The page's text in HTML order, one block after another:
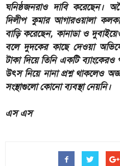
ঘনিষ্ঠজনরাও দাবি করেছেন।
দিলীপ কুমার আগারওয়ালা
বাড়ি করেছেন, কানাডা ও
বলে দুদকের কাছে দেওয়া
টাকা দিয়ে তিনি একটি
উৎস নিয়ে নানা প্রশ্ন থাকলেও
সংস্থাগুলো কোনো ব্যবস্থা নেয়নি।
এস এস